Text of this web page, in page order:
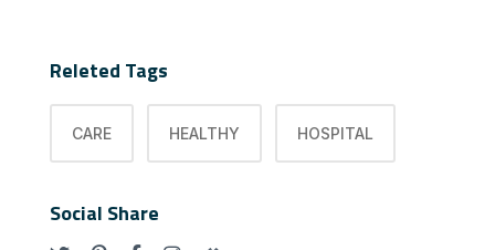
Releted Tags
CARE HEALTHY HOSPITAL
Social Share